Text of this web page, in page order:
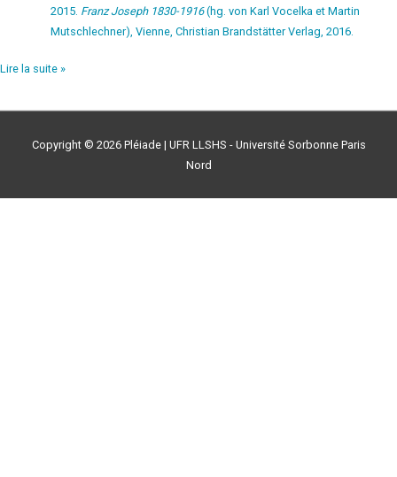
2015. Franz Joseph 1830-1916(hg. von Karl Vocelka et Martin
Mutschlechner), Vienne, Christian Brandstätter Verlag, 2016.
Lire la suite »
Copyright © 2026 Pléiade| UFR LLSHS - Université Sorbonne Paris
Nord